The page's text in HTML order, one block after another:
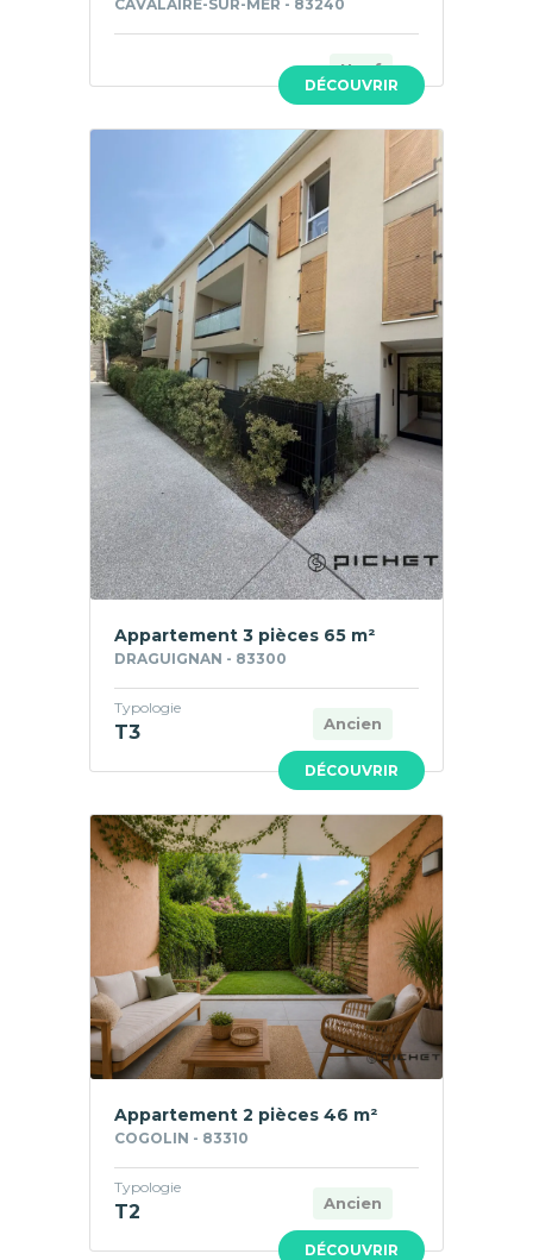
DÉCOUVRIR
CAVALAIRE-SUR-MER - 83240
Neuf
DÉCOUVRIR
Appartement 3 pièces 65 m²
DRAGUIGNAN - 83300
Ancien
Typologie
T3
DÉCOUVRIR
Appartement 2 pièces 46 m²
COGOLIN - 83310
Ancien
Typologie
T2